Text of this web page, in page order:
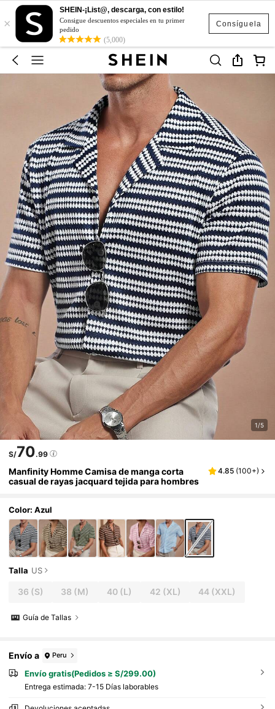
Consíguela
×
SHEIN-¡List@, descarga, con estilo!
Consigue descuentos especiales en tu primer
pedido
(5,000)
1/5
S/70.99
Manfinity Homme Camisa de manga corta
casual de rayas jacquard tejida para hombres
4.85 (100+)
Color: Azul
Talla US
36 (S) 38 (M) 40(L) 42 (XL) 44 (XXL)
Guía de Tallas
Envío a Peru
Envío gratis(Pedidos ≥ S/299.00)
Entrega estimada: 7-15 Días laborables